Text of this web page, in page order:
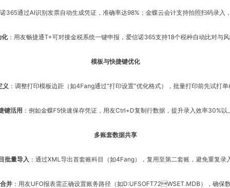
365通过AI识别发票自动生成凭证，准确率达98%；金蝶云会计支持拍照扫码录入，
化：用友畅捷通T+可对接金税系统一键申报，爱信诺365支持18个税种自动比对与风
模板与快捷键优化
义 ：调整打印模板边距（如4Fang通过“打印设置”优化格式），批量打印前先试打单
键活用 ：例如金蝶F5快速保存凭证，用友Ctrl+D复制行数据，提升录入效率30%以
多账套数据共享
批量导入 ：通过XML导出首套账科目（如4Fang），复用至第二套账，避免重复录
并 ：用友UFO报表需正确设置账务路径（如D:UFSOFT72WSET.MDB），确保数